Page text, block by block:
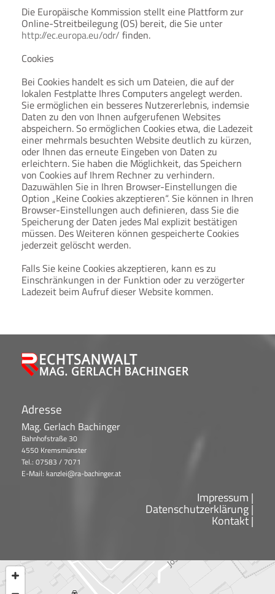
Die Europäische Kommission stellt eine Plattform zur
Online-Streitbeilegung (OS) bereit, die Sie unter
http://ec.europa.eu/odr/ finden.
Cookies
Bei Cookies handelt es sich um Dateien, die auf der
lokalen Festplatte Ihres Computers angelegt werden.
Sie ermöglichen ein besseres Nutzererlebnis, indemsie
Daten zu den von Ihnen aufgerufenen Websites
abspeichern. So ermöglichen Cookies etwa, die Ladezeit
einer mehrmals besuchten Website deutlich zu kürzen,
oder Ihnen das erneute Eingeben von Daten zu
erleichtern. Sie haben die Möglichkeit, das Speichern
von Cookies auf Ihrem Rechner zu verhindern.
Dazuwählen Sie in Ihren Browser-Einstellungen die
Option „Keine Cookies akzeptieren“. Sie können in Ihren
Browser-Einstellungen auch definieren, dass Sie die
Speicherung der Daten jedes Mal explizit bestätigen
müssen. Des Weiteren können gespeicherte Cookies
jederzeit gelöscht werden.
Falls Sie keine Cookies akzeptieren, kann es zu
Einschränkungen in der Funktion oder zu verzögerter
Ladezeit beim Aufruf dieser Website kommen.
Adresse
Mag. Gerlach Bachinger
Bahnhofstraße 30
4550 Kremsmünster
Tel.: 07583 / 7071
E-Mail: kanzlei@ra-bachinger.at
Impressum |
Datenschutzerklärung|
Kontakt |